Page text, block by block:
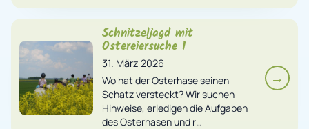
Schnitzeljagd mit
Ostereiersuche 1
31. März 2026
Wo hat der Osterhase seinen
Schatz versteckt? Wir suchen
Hinweise, erledigen die Aufgaben
des Osterhasen und r…
→